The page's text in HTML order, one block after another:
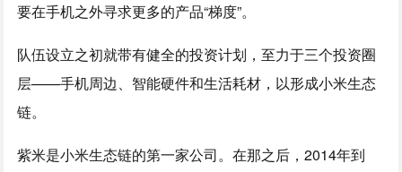
要在手机之外寻求更多的产品“梯度”。
队伍设立之初就带有健全的投资计划，至力于三个投资圈
层——手机周边、智能硬件和生活耗材，以形成小米生态
链。
紫米是小米生态链的第一家公司。在那之后，2014年到